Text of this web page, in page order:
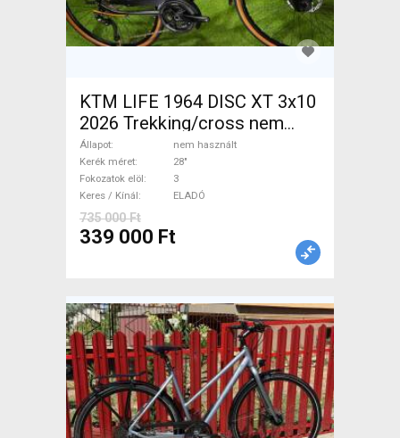
KTM LIFE 1964 DISC XT 3x10
2026 Trekking/cross nem
használt ELADÓ
Állapot
nem használt
Kerék méret
28"
Fokozatok elöl
3
Keres / Kínál
ELADÓ
735 000 Ft
339 000 Ft